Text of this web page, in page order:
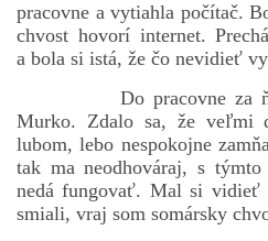
pracovne a vytiahla počítač.
chvost hovorí internet.
a bola si istá, že čo nevidieť
Do pracovne za ňou
Murko. Zdalo sa, že veľmi
lubom, lebo nespokojne
tak ma neodhováraj, s týmto
nedá fungovať. Mal si vidieť
smiali, vraj som somársky